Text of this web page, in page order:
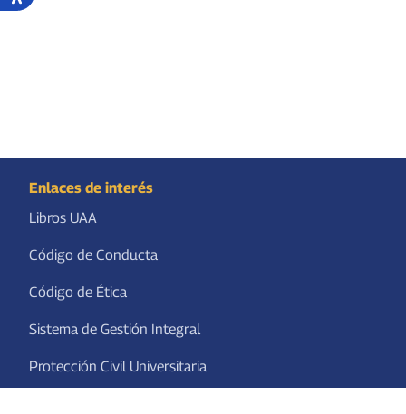
Enlaces de interés
Libros UAA
Código de Conducta
Código de Ética
Sistema de Gestión Integral
Protección Civil Universitaria